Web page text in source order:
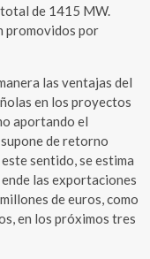
de 1415 MW.
promovidos por
las ventajas del
en los proyectos
aportando el
de retorno
sentido, se estima
las exportaciones
de euros, como
en los próximos tres